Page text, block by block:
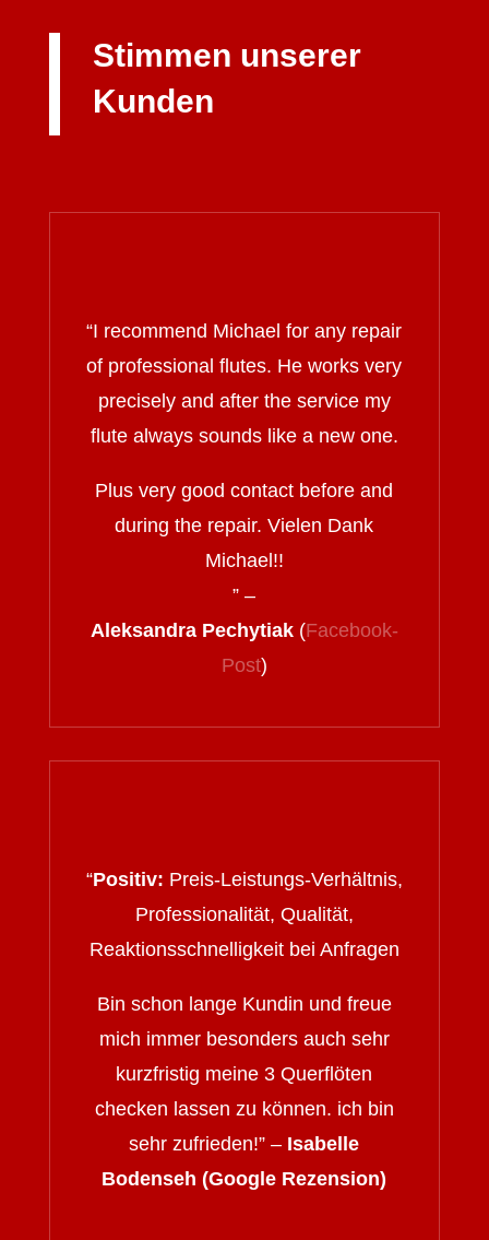
Stimmen unserer
Kunden
“I recommend Michael for any repair
of professional flutes. He works very
precisely and after the service my
flute always sounds like a new one.
Plus very good contact before and
during the repair. Vielen Dank
Michael!!
” –
Aleksandra Pechytiak(Facebook-
Post)
“Positiv: Preis-Leistungs-Verhältnis,
Professionalität, Qualität,
Reaktionsschnelligkeit bei Anfragen
Bin schon lange Kundin und freue
mich immer besonders auch sehr
kurzfristig meine 3 Querflöten
checken lassen zu können. ich bin
sehr zufrieden!” – Isabelle
Bodenseh (Google Rezension)